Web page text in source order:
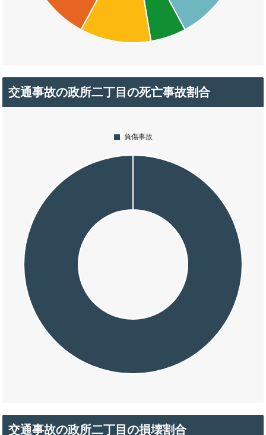
交通事故の政所二丁目の死亡事故割合
交通事故の政所二丁目の損壊割合